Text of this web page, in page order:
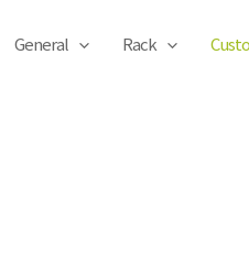
General Rack